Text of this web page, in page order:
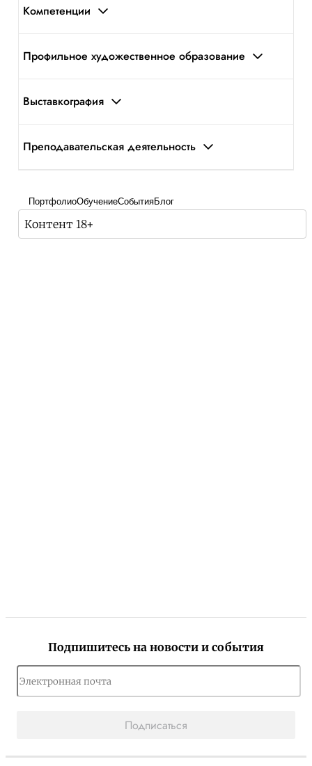
Компетенции
Профильное художественное образование
Выставкография
Преподавательская деятельность
ПортфолиоОбучениеСобытияБлог
Контент 18+
Подпишитесь на новости и события
Подписаться